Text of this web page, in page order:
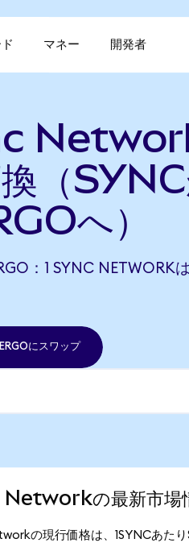
マネー 開発者
（
へ）
：1 SYNC NETWORK
にスワップ
の最新市場
の現行価格は、1SYNCあた